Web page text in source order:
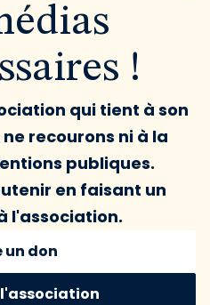
!
qui tient à son
recourons ni à la
publiques.
en faisant un
l'association.
un don